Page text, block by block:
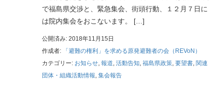
で福島県交渉と、緊急集会、街頭行動、１２月７日に
は院内集会をおこないます。 […]
公開済み: 2018年11月15日
作成者:
「避難の権利」を求める原発避難者の会（REVoN）
カテゴリー: お知らせ, 報道, 活動告知, 福島県政策, 要望書, 関連
団体・組織活動情報, 集会報告